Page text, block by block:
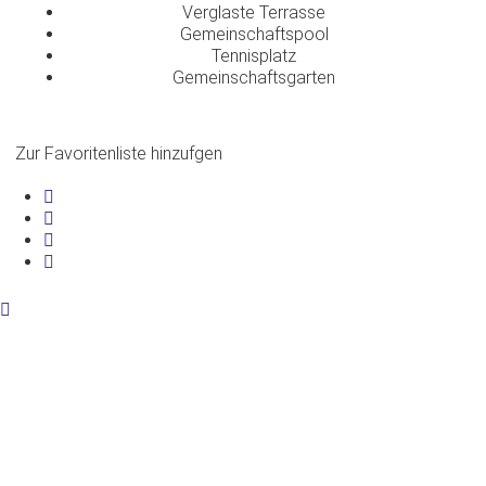
Verglaste Terrasse
Gemeinschaftspool
Tennisplatz
Gemeinschaftsgarten
Zur Favoritenliste hinzufgen